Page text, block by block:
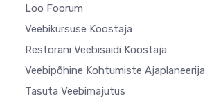
Loo Foorum
Veebikursuse Koostaja
Restorani Veebisaidi Koostaja
Veebipõhine Kohtumiste Ajaplaneerija
Tasuta Veebimajutus